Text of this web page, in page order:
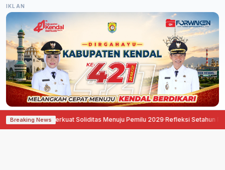
IKLAN
Breaking NewsPerkuat Soliditas Menuju Pemilu 2029·Refleksi Setahun